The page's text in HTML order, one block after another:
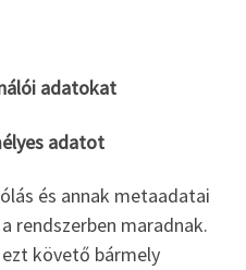
adatokat
adatot
és annak metaadatai
rendszerben maradnak.
ezt követő bármely